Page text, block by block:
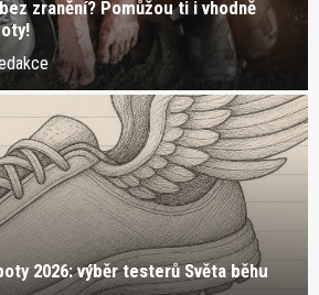
zranění? Pomůžou ti i vhodně
2026: výběr testerů Světa běhu